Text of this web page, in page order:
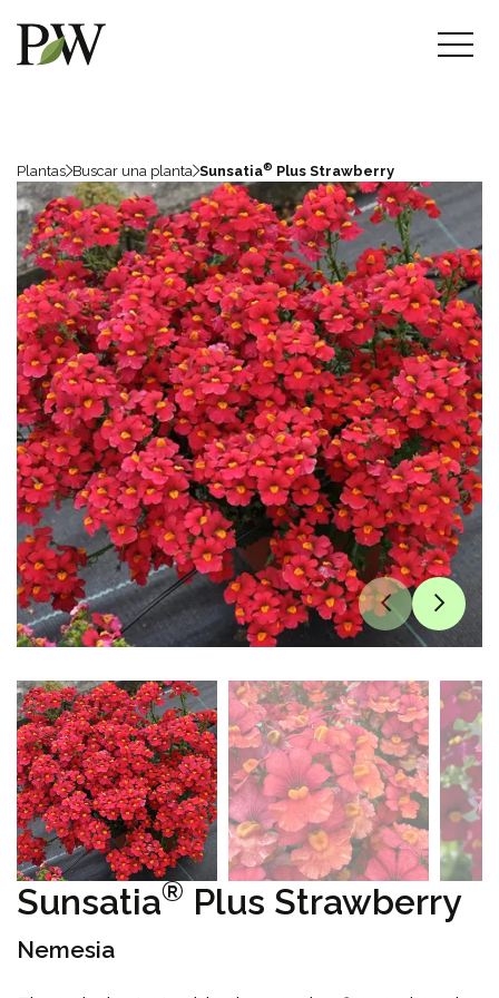
Plantas Buscar una planta Sunsatia® Plus Strawberry
Sunsatia® Plus Strawberry
Nemesia